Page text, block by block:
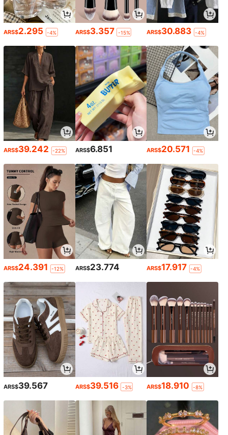
ARS$2.295 -4% ARS$3.357 -15% ARS$30.883 -4%
ARS$39.242 -22% ARS$6.851 ARS$20.571 -4%
ARS$24.391 -12% ARS$23.774 ARS$17.917 -4%
ARS$39.567 ARS$39.516 -3% ARS$18.910 -8%